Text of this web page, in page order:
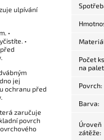
ulpívání
•
•
jej
ochranu před
zaručuje
povrch
Počet ks
na
Povrch:
Barva:
Úroveň
zátěže: